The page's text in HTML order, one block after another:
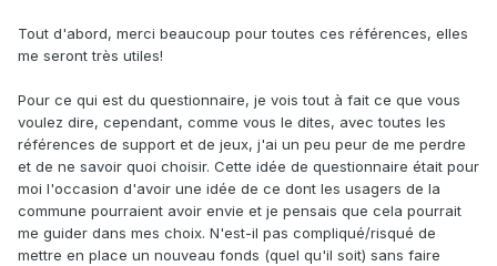
Tout d'abord, merci beaucoup pour toutes ces références, elles
me seront très utiles!
Pour ce qui est du questionnaire, je vois tout à fait ce que vous
voulez dire, cependant, comme vous le dites, avec toutes les
références de support et de jeux, j'ai un peu peur de me perdre
et de ne savoir quoi choisir. Cette idée de questionnaire était pour
moi l'occasion d'avoir une idée de ce dont les usagers de la
commune pourraient avoir envie et je pensais que cela pourrait
me guider dans mes choix. N'est-il pas compliqué/risqué de
mettre en place un nouveau fonds (quel qu'il soit) sans faire